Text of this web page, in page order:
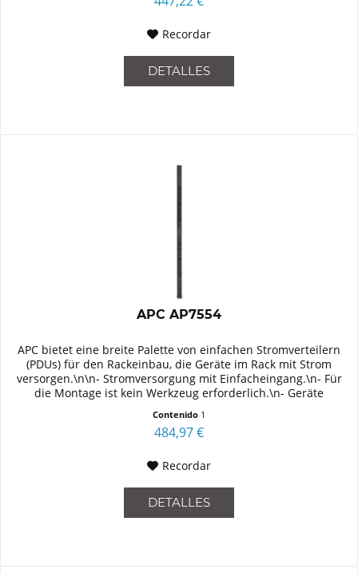
Recordar
DETALLES
APC AP7554
APC bietet eine breite Palette von einfachen Stromverteilern
(PDUs) für den Rackeinbau, die Geräte im Rack mit Strom
versorgen.\n\n- Stromversorgung mit Einfacheingang.\n- Für
die Montage ist kein Werkzeug erforderlich.\n- Geräte
Contenido 1
484,97 €
Recordar
DETALLES